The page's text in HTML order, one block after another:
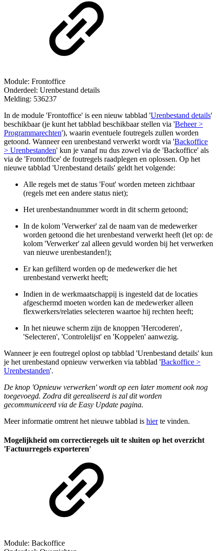
Module: Frontoffice
Onderdeel: Urenbestand details
Melding: 536237
In de module 'Frontoffice' is een nieuw tabblad 'Urenbestand details'
beschikbaar (je kunt het tabblad beschikbaar stellen via 'Beheer >
Programmarechten'), waarin eventuele foutregels zullen worden
getoond. Wanneer een urenbestand verwerkt wordt via 'Backoffice
> Urenbestanden' kun je vanaf nu dus zowel via de 'Backoffice' als
via de 'Frontoffice' de foutregels raadplegen en oplossen. Op het
nieuwe tabblad 'Urenbestand details' geldt het volgende:
Alle regels met de status 'Fout' worden meteen zichtbaar
(regels met een andere status niet);
Het urenbestandnummer wordt in dit scherm getoond;
In de kolom 'Verwerker' zal de naam van de medewerker
worden getoond die het urenbestand verwerkt heeft (let op: de
kolom 'Verwerker' zal alleen gevuld worden bij het verwerken
van nieuwe urenbestanden!);
Er kan gefilterd worden op de medewerker die het
urenbestand verwerkt heeft;
Indien in de werkmaatschappij is ingesteld dat de locaties
afgeschermd moeten worden kan de medewerker alleen
flexwerkers/relaties selecteren waartoe hij rechten heeft;
In het nieuwe scherm zijn de knoppen 'Hercoderen',
'Selecteren', 'Controlelijst' en 'Koppelen' aanwezig.
Wanneer je een foutregel oplost op tabblad 'Urenbestand details' kun
je het urenbestand opnieuw verwerken via tabblad 'Backoffice >
Urenbestanden'.
De knop 'Opnieuw verwerken' wordt op een later moment ook nog
toegevoegd. Zodra dit gerealiseerd is zal dit worden
gecommuniceerd via de Easy Update pagina.
Meer informatie omtrent het nieuwe tabblad is hierte vinden.
Mogelijkheid om correctieregels uit te sluiten op het overzicht
'Factuurregels exporteren'
Module: Backoffice